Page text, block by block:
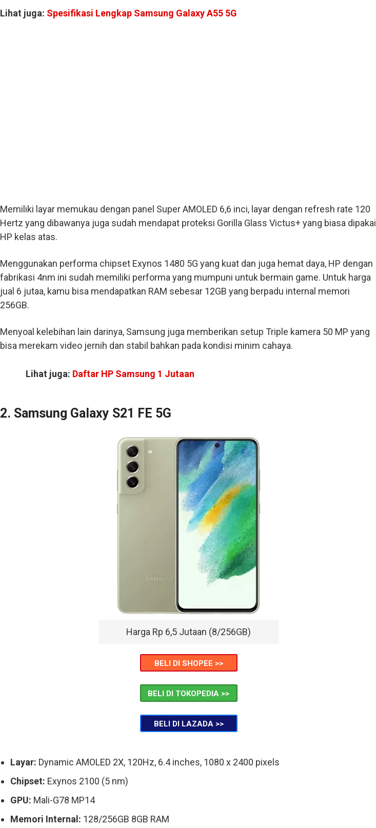
Lihat juga: Spesifikasi Lengkap Samsung Galaxy A55 5G
Memiliki layar memukau dengan panel Super AMOLED 6,6 inci, layar dengan refresh rate 120
Hertz yang dibawanya juga sudah mendapat proteksi Gorilla Glass Victus+ yang biasa dipakai
HP kelas atas.
Menggunakan performa chipset Exynos 1480 5G yang kuat dan juga hemat daya, HP dengan
fabrikasi 4nm ini sudah memiliki performa yang mumpuni untuk bermain game. Untuk harga
jual 6 jutaa, kamu bisa mendapatkan RAM sebesar 12GB yang berpadu internal memori
256GB.
Menyoal kelebihan lain darinya, Samsung juga memberikan setup Triple kamera 50 MP yang
bisa merekam video jernih dan stabil bahkan pada kondisi minim cahaya.
Lihat juga: Daftar HP Samsung 1 Jutaan
2. Samsung Galaxy S21 FE 5G
Harga Rp 6,5 Jutaan (8/256GB)
BELI DI SHOPEE >>
BELI DI TOKOPEDIA >>
BELI DI LAZADA >>
Layar: Dynamic AMOLED 2X, 120Hz, 6.4 inches, 1080 x 2400 pixels
Chipset: Exynos 2100 (5 nm)
GPU: Mali-G78 MP14
Memori Internal: 128/256GB 8GB RAM